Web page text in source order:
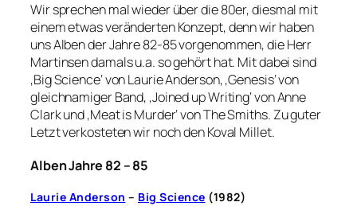
Wir sprechen mal wieder über die 80er, diesmal mit
einem etwas veränderten Konzept, denn wir haben
uns Alben der Jahre 82-85 vorgenommen, die Herr
Martinsen damals u.a. so gehört hat. Mit dabei sind
‚Big Science‘ von Laurie Anderson, ‚Genesis‘ von
gleichnamiger Band, ‚Joined up Writing‘ von Anne
Clark und ‚Meat is Murder‘ von The Smiths. Zu guter
Letzt verkosteten wir noch den Koval Millet.
AlbenJahre 82 – 85
Laurie Anderson – Big Science (1982)